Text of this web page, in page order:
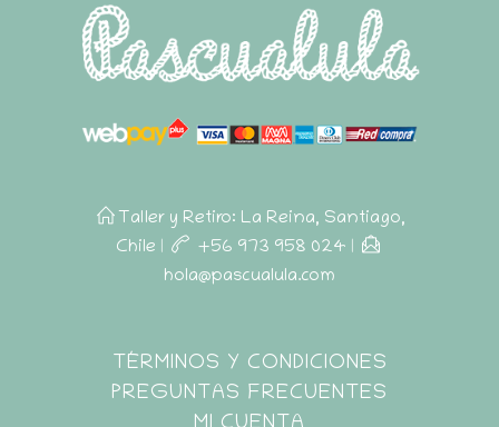
Taller y Retiro: La Reina, Santiago,
Chile | +56 973 958 024 |
hola@pascualula.com
Pascualula
TÉRMINOS Y CONDICIONES
PREGUNTAS FRECUENTES